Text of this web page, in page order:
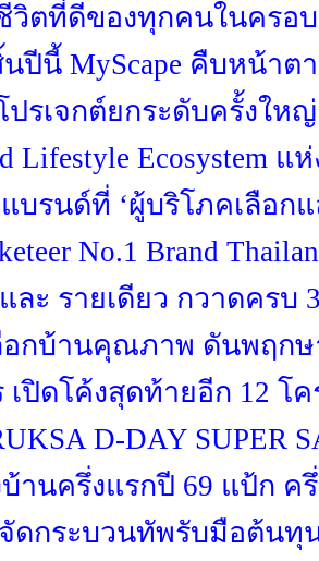
ตที่ดีของทุกคนในครอ
นปีนี้ MyScape คืบหน้า
ปรเจกต์ยกระดับครั้งให
Lifestyle Ecosystem
บรนด์ที่ ‘ผู้บริโภคเลือกแ
No.1 Brand
ละ รายเดียว กวาดครบ
อกบ้านคุณภาพ ดันพฤกษ
เปิดโค้งสุดท้ายอีก 12 โ
D-DAY SUPER
บ้านครึ่งแรกปี 69 แป้ก
ดกระบวนทัพรับมือต้นทุ